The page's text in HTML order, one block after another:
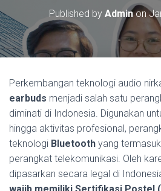
Published by Adminon
Perkembangan teknologi audio
earbuds menjadi salah satu
diminati di Indonesia. Digunakan
hingga aktivitas profesional,
teknologi Bluetooth yang
perangkat telekomunikasi. Oleh
dipasarkan secara legal di